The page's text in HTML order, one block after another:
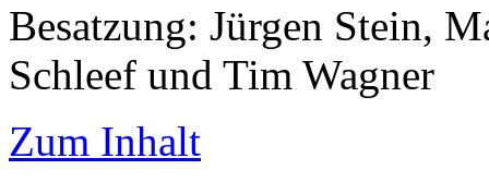
Besatzung: Jürgen Stein,
Schleef und Tim Wagner
Zum Inhalt